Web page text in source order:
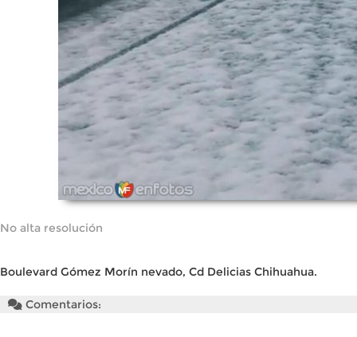
No alta resolución
Boulevard Gómez Morín nevado, Cd Delicias Chihuahua.
Comentarios: